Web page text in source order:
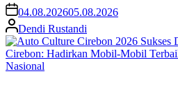
04.08.202605.08.2026
Dendi Rustandi